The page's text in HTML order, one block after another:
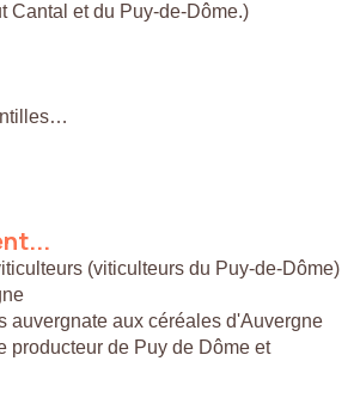
Cantal et du Puy-de-Dôme.)
(viticulteurs du Puy-de-Dôme)
auvergnate aux céréales d'Auvergne
producteur de Puy de Dôme et